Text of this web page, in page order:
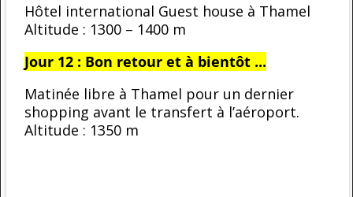
Hôtel international Guest house à Thamel
Altitude : 1300 – 1400 m
Jour 12 : Bon retour et à bientôt ...
Matinée libre à Thamel pour un dernier
shopping avant le transfert à l’aéroport.
Altitude : 1350 m